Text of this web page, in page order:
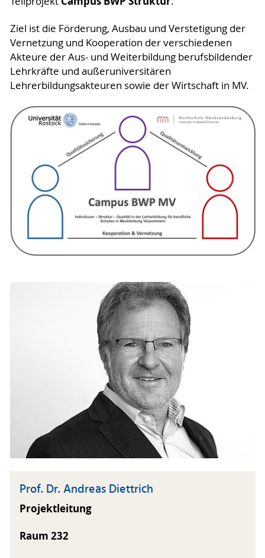
Ziel ist die Förderung, Ausbau und Verstetigung der
Vernetzung und Kooperation der verschiedenen
Akteure der Aus- und Weiterbildung berufsbildender
Lehrkräfte und außeruniversitären
Lehrerbildungsakteuren sowie der Wirtschaft in MV.
Prof. Dr. Andreas Diettrich
Projektleitung
Raum 232